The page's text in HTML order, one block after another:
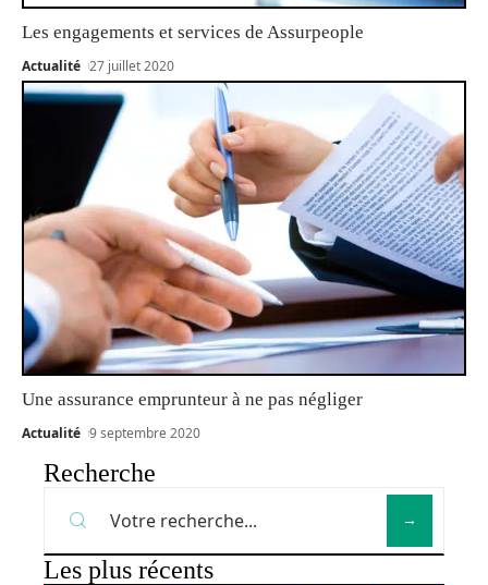
Les engagements et services de Assurpeople
Actualité 27 juillet 2020
Une assurance emprunteur à ne pas négliger
Actualité 9 septembre 2020
Recherche
Les plus récents